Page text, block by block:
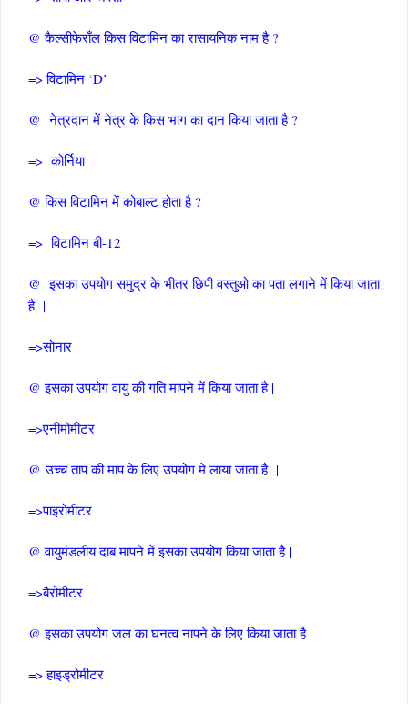
@ कैल्सीफेराँल किस विटामिन का रासायनिक नाम है ?
=> विटामिन ‘D’
@ नेत्रदान में नेत्र के किस भाग का दान किया जाता है ?
=> कोर्निया
@ किस विटामिन में कोबाल्ट होता है ?
=> विटामिन बी-12
@ इसका उपयोग समुद्र के भीतर छिपी वस्तुओ का पता लगाने में किया जाता
है |
=>सोनार
@ इसका उपयोग वायु की गति मापने में किया जाता है |
=>एनीमोमीटर
@ उच्च ताप की माप के लिए उपयोग मे लाया जाता है |
=>पाइरोमीटर
@ वायुमंडलीय दाब मापने में इसका उपयोग किया जाता है |
=>बैरोमीटर
@ इसका उपयोग जल का घनत्व नापने के लिए किया जाता है |
=> हाइड्रोमीटर